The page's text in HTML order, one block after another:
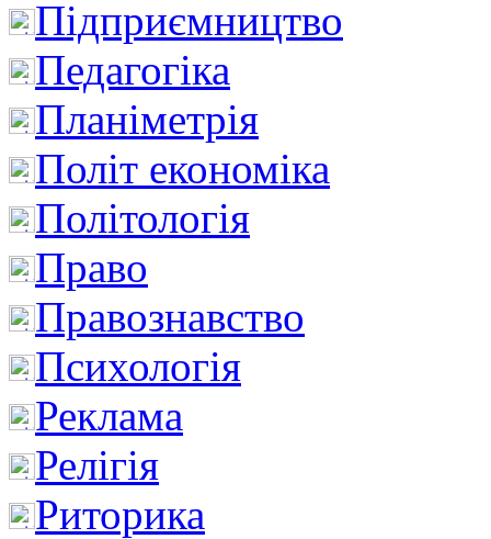
Підприємництво
Педагогіка
Планіметрія
Політ економіка
Політологія
Право
Правознавство
Психологія
Реклама
Релігія
Риторика